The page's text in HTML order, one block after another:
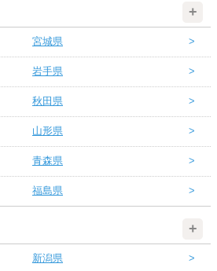
宮城県
岩手県
秋田県
山形県
青森県
福島県
新潟県